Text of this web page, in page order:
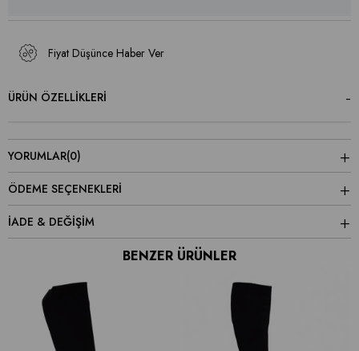
Fiyat Düşünce Haber Ver
ÜRÜN ÖZELLIKLERI
YORUMLAR(0)
ÖDEME SEÇENEKLERI
İADE & DEĞİŞİM
BENZER ÜRÜNLER